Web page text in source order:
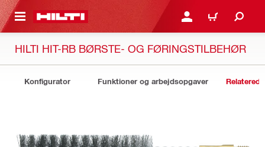
HOVEDINDHOLD LOG IND ELLER
INDKØBSKURV
HILTI HIT-RB BØRSTE- OG FØRINGSTILBEHØR
Konfigurator Funktioner og arbejdsopgaver